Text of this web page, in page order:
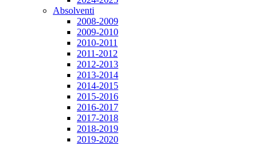
Absolventi
2008-2009
2009-2010
2010-2011
2011-2012
2012-2013
2013-2014
2014-2015
2015-2016
2016-2017
2017-2018
2018-2019
2019-2020